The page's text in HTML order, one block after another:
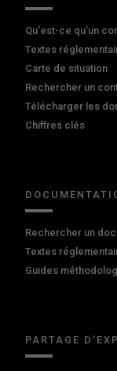
Qu'est-ce qu'un
Textes
Carte de situation
Rechercher un
Télécharger les
Chiffres clés
Rechercher un
Textes
Guides
PARTAGE